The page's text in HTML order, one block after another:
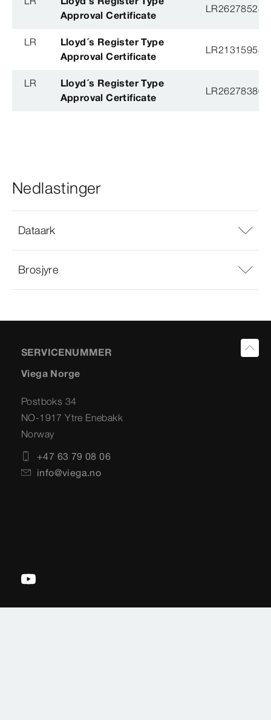
Approval Certificate
LR
Lloyd´s Register Type
Approval Certificate
LR
Lloyd´s Register Type
Approval Certificate
Nedlastinger
Dataark
Brosjyre
SERVICENUMMER
Viega Norge
Postboks 34
NO-1917 Ytre Enebakk
Norway
+47 63 79 08 06
info@viega.no